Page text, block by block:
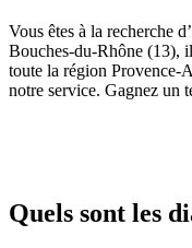
Vous êtes à la recherche
Bouches-du-Rhône (13),
toute la région Provence-
notre service. Gagnez un
Quels sont les